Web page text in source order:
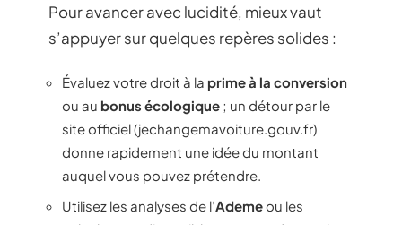
Pour avancer avec lucidité, mieux vaut
s’appuyer sur quelques repères solides :
Évaluez votre droit à la prime à la conversion
ou au bonus écologique ; un détour par le
site officiel (jechangemavoiture.gouv.fr)
donne rapidement une idée du montant
auquel vous pouvez prétendre.
Utilisez les analyses de l’Ademeou les